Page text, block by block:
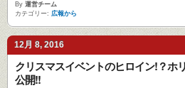
By 運営チーム
カテゴリー: 広報から
12月 8, 2016
クリスマスイベントのヒロイン!？ホ
公開!!